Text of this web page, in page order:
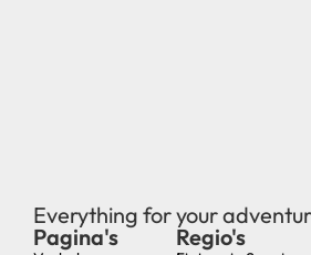
Everything for your
Pagina's
Regio's